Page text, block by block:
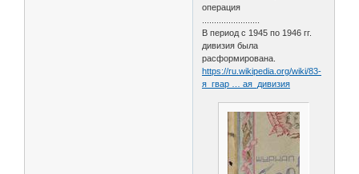
операция
В период с 1945 по 1946 гг.
дивизия была
расформирована.
https://ru.wikipedia.org/wiki/83-
я_гвар … ая_дивизия